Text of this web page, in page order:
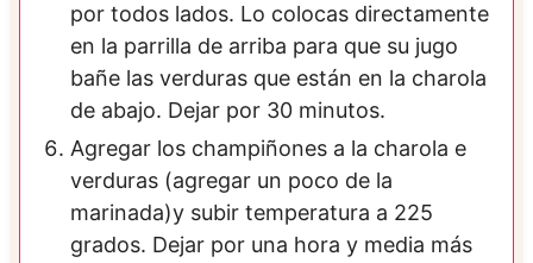
por todos lados. Lo colocas directamente
en la parrilla de arriba para que su jugo
bañe las verduras que están en la charola
de abajo. Dejar por 30 minutos.
Agregar los champiñones a la charola e
verduras (agregar un poco de la
marinada)y subir temperatura a 225
grados. Dejar por una hora y media más